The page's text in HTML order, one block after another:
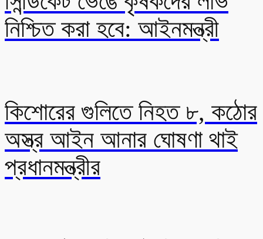
নিশ্চিত করা হবে: আইনমন্ত্রী
কিশোরের গুলিতে নিহত ৮, কঠোর
অস্ত্র আইন আনার ঘোষণা থাই
প্রধানমন্ত্রীর